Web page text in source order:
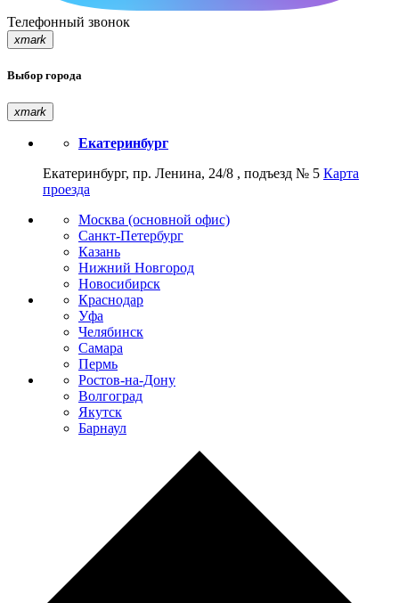
Телефонный звонок
xmark
Выбор города
xmark
Екатеринбург
Екатеринбург, пр. Ленина, 24/8 , подъезд № 5 Карта
проезда
Москва (основной офис)
Санкт-Петербург
Казань
Нижний Новгород
Новосибирск
Краснодар
Уфа
Челябинск
Самара
Пермь
Ростов-на-Дону
Волгоград
Якутск
Барнаул